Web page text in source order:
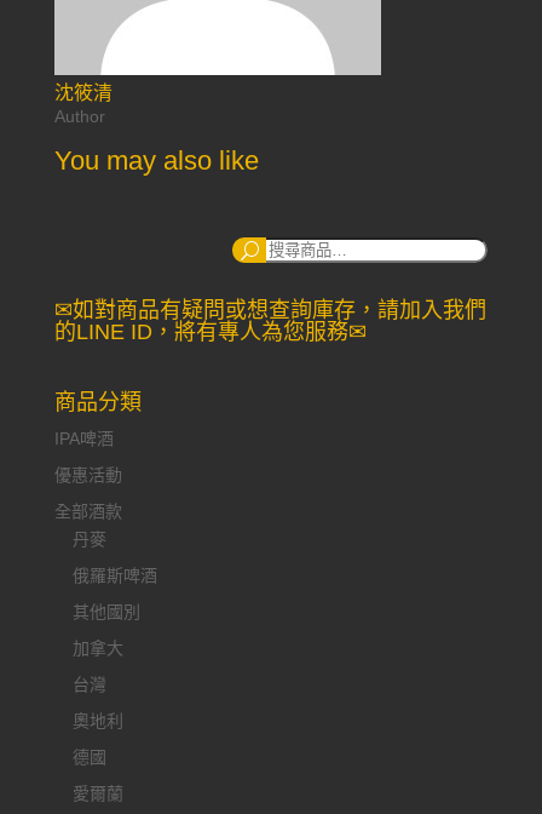
沈筱清
Author
You may also like
搜
✉如對商品有疑問或想查詢庫存，請加入我們
的LINE ID，將有專人為您服務✉
商品分類
IPA啤酒
優惠活動
全部酒款
丹麥
俄羅斯啤酒
其他國別
加拿大
台灣
奧地利
德國
愛爾蘭